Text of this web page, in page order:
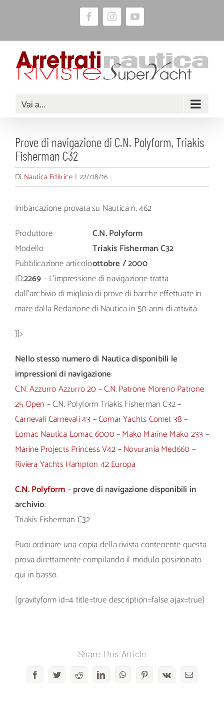
contenuto
FacebookInstagramYouTube
Vai a...
Prove di navigazione di C.N. Polyform, Triakis
Fisherman C32
Di Nautica Editrice | 22/08/16
Imbarcazione provata su Nautica n. 462
Produttore
C.N. Polyform
Modello
Triakis Fisherman C32
Pubblicazione articoloottobre / 2000
ID:2269– L’impressione di navigazione tratta
dall’archivio di migliaia di prove di barche effettuate in
mare dalla Redazione di Nautica in 50 anni di attività
]]>
Nello stesso numero di Nautica disponibili le
impressioni di navigazione:
C.N. Azzurro Azzurro 20–C.N. Patrone Moreno Patrone
25 Open – C.N. Polyform Triakis Fisherman C32 –
Carnevali Carnevali 43 –Comar Yachts Comet 38–
Lomac Nautica Lomac 6000–Mako Marine Mako 233 –
Marine Projects Princess V42–Novurania Med660–
Riviera Yachts Hampton 42 Europa
C.N. Polyform–prove di navigazione disponibili in
archivio:
Triakis Fisherman C32
Puoi ordinare una copia della rivista contenente questa
prova direttamente compilando il modulo posizionato
qui in basso.
[gravityform id=4 title=true description=false ajax=true]
Share This Article
FacebookTwitterRedditLinkedInWhatsAppPinterestVk Email